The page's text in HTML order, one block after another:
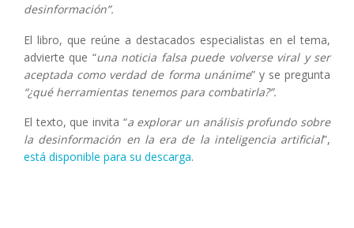
desinformación”.
El libro, que reúne a destacados especialistas en el tema,
advierte que “una noticia falsa puede volverse viral y ser
aceptada como verdad de forma unánime” y se pregunta
“¿qué herramientas tenemos para combatirla?”.
El texto, que invita “a explorar un análisis profundo sobre
la desinformación en la era de la inteligencia artificial”,
está disponible para su descarga.